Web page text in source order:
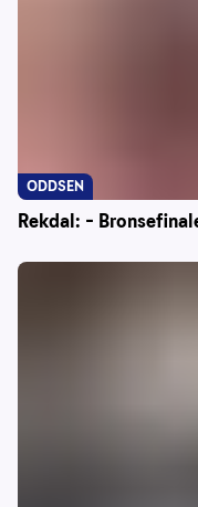
Rekdal: –
ODDSEN